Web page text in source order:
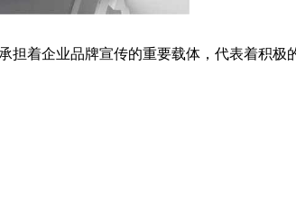
着企业品牌宣传的重要载体，代表着积极